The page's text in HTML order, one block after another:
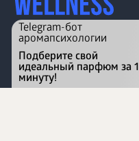
Перейти на сайт
Telegram-бот
аромапсихологии
Подберите свой
идеальный парфюм за 1
минуту!